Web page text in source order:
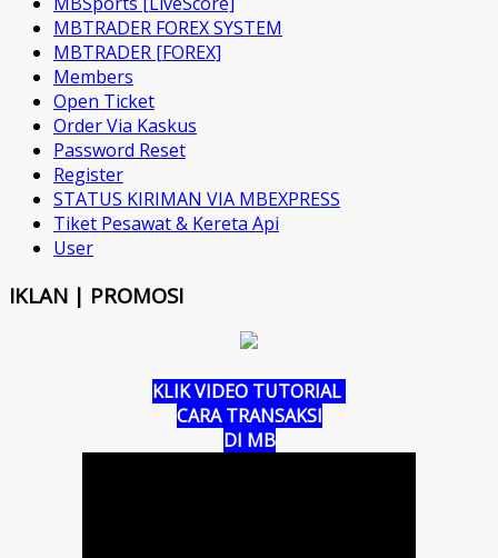
MBTRADER FOREX SYSTEM
MBTRADER [FOREX]
Members
Open Ticket
Order Via Kaskus
Password Reset
Register
STATUS KIRIMAN VIA MBEXPRESS
Tiket Pesawat & Kereta Api
User
IKLAN | PROMOSI
KLIK VIDEO TUTORIAL
CARA TRANSAKSI
DI MB